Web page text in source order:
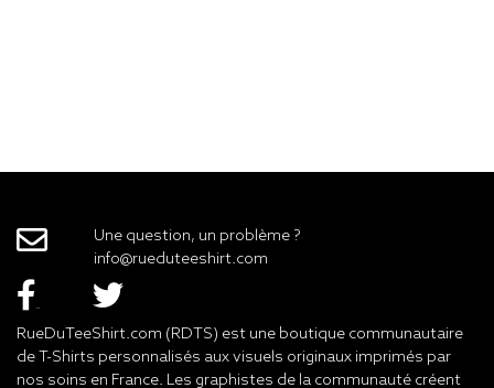
Une question, un problème ?
info@rueduteeshirt.com
RueDuTeeShirt.com (RDTS) est une boutique communautaire
de T-Shirts personnalisés aux visuels originaux imprimés par
nos soins en France. Les graphistes de la communauté créent